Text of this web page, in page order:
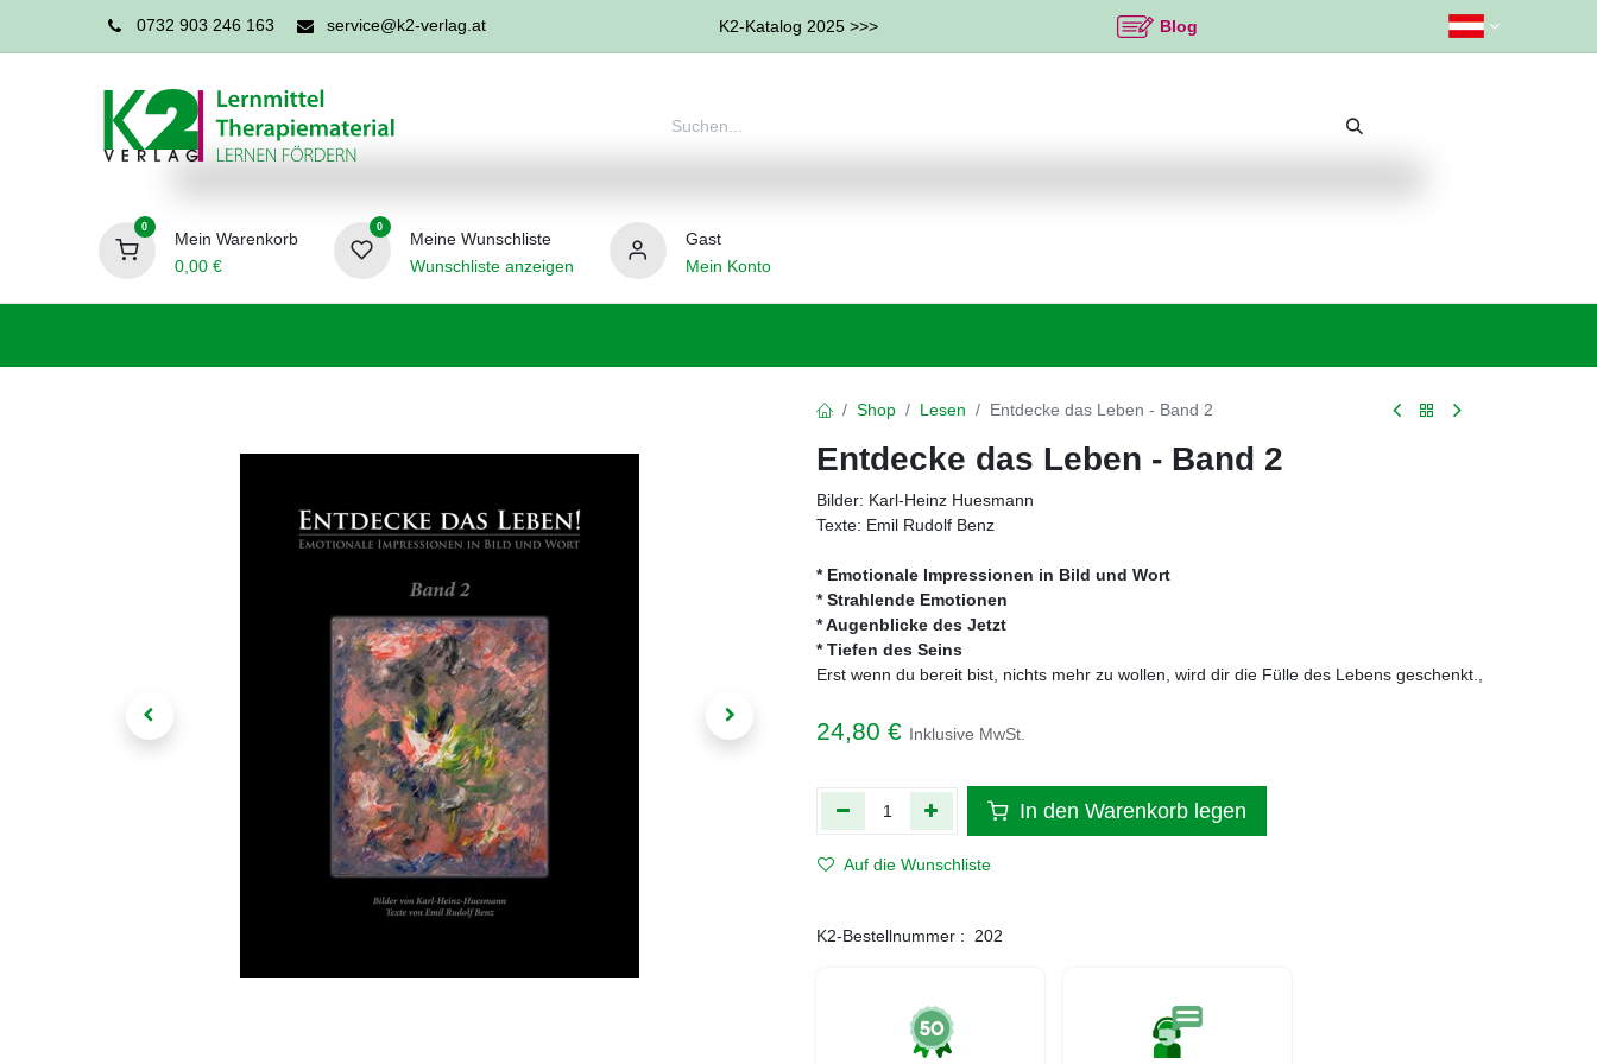
0732 903 246 163 service@k2-verlag.at K2-Katalog 2025 >>> Blog
0
Mein Warenkorb
0,00€
0
Meine Wunschliste
Wunschliste anzeigen
Gast
Mein Konto
Shop Lesen Entdecke das Leben - Band 2
Entdecke das Leben - Band 2
Bilder: Karl-Heinz Huesmann
Texte: Emil Rudolf Benz
* Emotionale Impressionen in Bild und Wort
* Strahlende Emotionen
* Augenblicke des Jetzt
* Tiefen des Seins
Erst wenn du bereit bist, nichts mehr zu wollen, wird dir die Fülle des Lebens geschenkt.,
24,80 € Inklusive MwSt.
In den Warenkorb legen
Auf die Wunschliste
K2-Bestellnummer : 202